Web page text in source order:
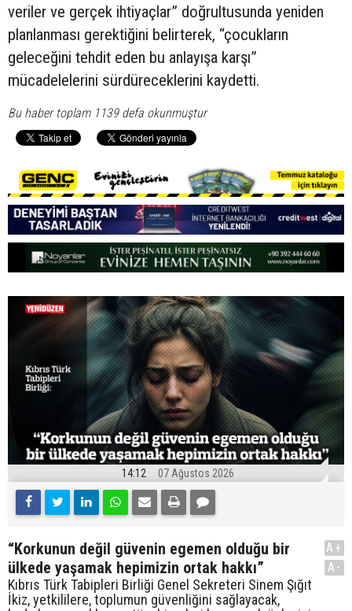
veriler ve gerçek ihtiyaçlar” doğrultusunda yeniden
planlanması gerektiğini belirterek, “çocukların
geleceğini tehdit eden bu anlayışa karşı”
mücadelelerini sürdüreceklerini kaydetti.
Bu haber toplam 1139 defa okunmuştur
14:12 07 Ağustos 2026
“Korkunun değil güvenin egemen olduğu bir
ülkede yaşamak hepimizin ortak hakkı”
Kıbrıs Türk Tabipleri Birliği Genel Sekreteri Sinem Şığıt
İkiz, yetkililere, toplumun güvenliğini sağlayacak,
A+
A-